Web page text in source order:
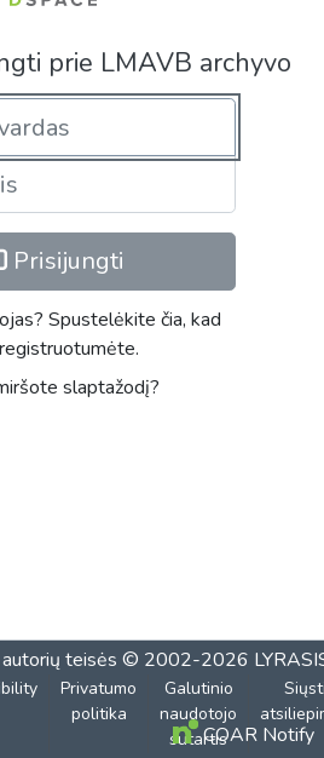
prie LMAVB archyvo
Prisijungti
Spustelėkite čia, kad
slaptažodį?
autorių teisės © 2002-2026
Privatumo
politika
Galutinio
naudotojo
sutartisCOAR Notify